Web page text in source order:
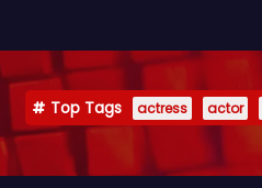
Top Tags actress actor